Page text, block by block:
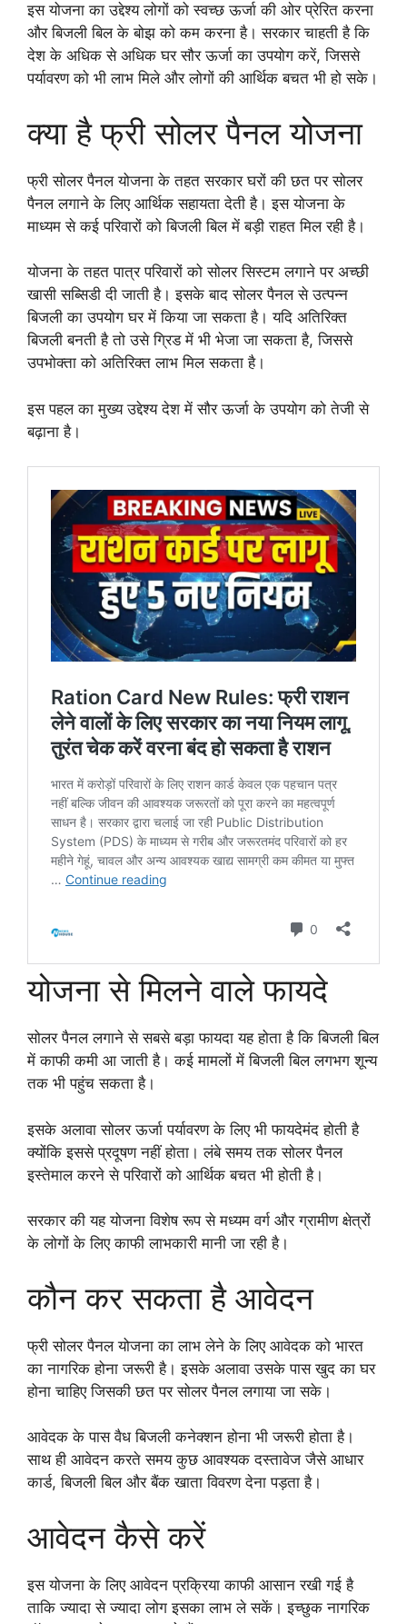
इस योजना का उद्देश्य लोगों को स्वच्छ ऊर्जा की ओर प्रेरित करना
और बिजली बिल के बोझ को कम करना है। सरकार चाहती है कि
देश के अधिक से अधिक घर सौर ऊर्जा का उपयोग करें, जिससे
पर्यावरण को भी लाभ मिले और लोगों की आर्थिक बचत भी हो सके।
क्या है फ्री सोलर पैनल योजना
फ्री सोलर पैनल योजना के तहत सरकार घरों की छत पर सोलर
पैनल लगाने के लिए आर्थिक सहायता देती है। इस योजना के
माध्यम से कई परिवारों को बिजली बिल में बड़ी राहत मिल रही है।
योजना के तहत पात्र परिवारों को सोलर सिस्टम लगाने पर अच्छी
खासी सब्सिडी दी जाती है। इसके बाद सोलर पैनल से उत्पन्न
बिजली का उपयोग घर में किया जा सकता है। यदि अतिरिक्त
बिजली बनती है तो उसे ग्रिड में भी भेजा जा सकता है, जिससे
उपभोक्ता को अतिरिक्त लाभ मिल सकता है।
इस पहल का मुख्य उद्देश्य देश में सौर ऊर्जा के उपयोग को तेजी से
बढ़ाना है।
योजना से मिलने वाले फायदे
सोलर पैनल लगाने से सबसे बड़ा फायदा यह होता है कि बिजली बिल
में काफी कमी आ जाती है। कई मामलों में बिजली बिल लगभग शून्य
तक भी पहुंच सकता है।
इसके अलावा सोलर ऊर्जा पर्यावरण के लिए भी फायदेमंद होती है
क्योंकि इससे प्रदूषण नहीं होता। लंबे समय तक सोलर पैनल
इस्तेमाल करने से परिवारों को आर्थिक बचत भी होती है।
सरकार की यह योजना विशेष रूप से मध्यम वर्ग और ग्रामीण क्षेत्रों
के लोगों के लिए काफी लाभकारी मानी जा रही है।
कौन कर सकता है आवेदन
फ्री सोलर पैनल योजना का लाभ लेने के लिए आवेदक को भारत
का नागरिक होना जरूरी है। इसके अलावा उसके पास खुद का घर
होना चाहिए जिसकी छत पर सोलर पैनल लगाया जा सके।
आवेदक के पास वैध बिजली कनेक्शन होना भी जरूरी होता है।
साथ ही आवेदन करते समय कुछ आवश्यक दस्तावेज जैसे आधार
कार्ड, बिजली बिल और बैंक खाता विवरण देना पड़ता है।
आवेदन कैसे करें
इस योजना के लिए आवेदन प्रक्रिया काफी आसान रखी गई है
ताकि ज्यादा से ज्यादा लोग इसका लाभ ले सकें। इच्छुक नागरिक